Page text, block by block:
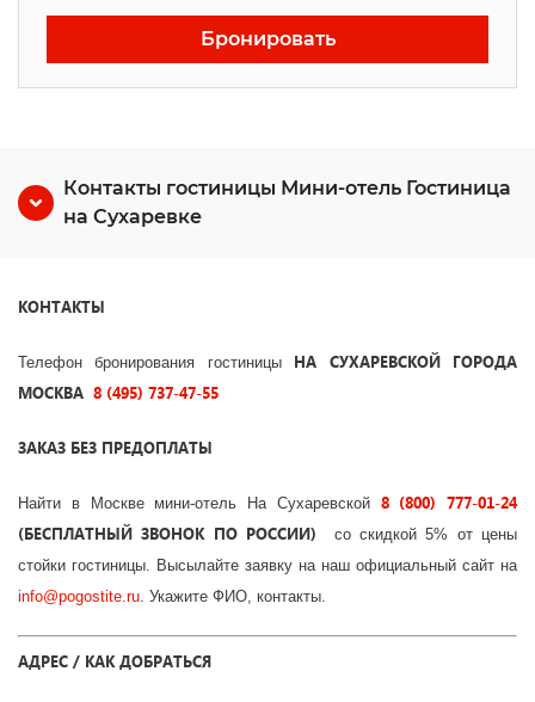
Бронировать
Контакты гостиницы Мини-отель Гостиница
на Сухаревке
КОНТАКТЫ
Телефон бронирования гостиницы НА СУХАРЕВСКОЙГОРОДА
МОСКВА 8 (495) 737-47-55
ЗАКАЗ БЕЗ ПРЕДОПЛАТЫ
Найти в Москве мини-отель На Сухаревской 8 (800) 777-01-24
(БЕСПЛАТНЫЙ ЗВОНОК ПО РОССИИ)
со скидкой 5% от цены
стойки гостиницы. Высылайте заявку на наш официальный сайт на
info@pogostite.ru. Укажите ФИО, контакты.
АДРЕС / КАК ДОБРАТЬСЯ